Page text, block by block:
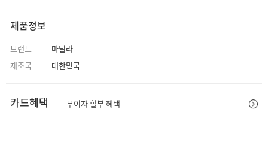
제품정보
브랜드
마틸라
제조국
대한민국
카드혜택 무이자 할부 혜택